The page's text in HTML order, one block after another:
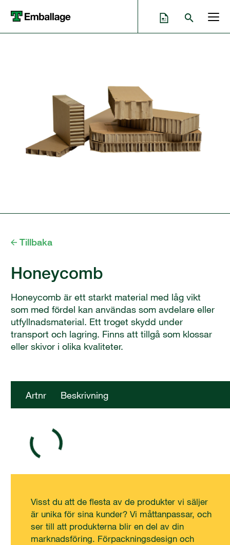
Tillbaka
Honeycomb
Honeycomb är ett starkt material med låg vikt
som med fördel kan användas som avdelare eller
utfyllnadsmaterial. Ett troget skydd under
transport och lagring. Finns att tillgå som klossar
eller skivor i olika kvaliteter.
Artnr Beskrivning
Visst du att de flesta av de produkter vi säljer
är unika för sina kunder? Vi måttanpassar, och
ser till att produkterna blir en del av din
marknadsföring. Förpackningsdesign och